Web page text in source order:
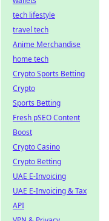
tech lifestyle
travel tech
Anime Merchandise
home tech
Crypto Sports Betting
Crypto
Sports Betting
Fresh pSEO Content
Boost
Crypto Casino
Crypto Betting
UAE E-Invoicing
UAE E-Invoicing & Tax
API